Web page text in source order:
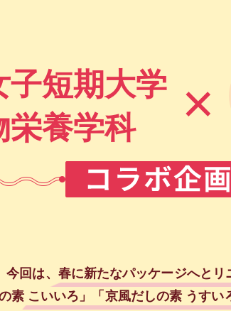
子短期大学
栄養学科
×
今回は、春に新たなパッケージへとリ
素 こいいろ」「京風だしの素 うすい